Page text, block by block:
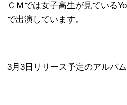
ＣＭでは女子高生が見ている
で出演しています。
3月3日リリース予定のアルバム